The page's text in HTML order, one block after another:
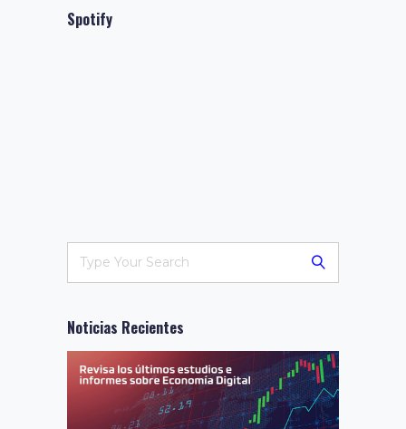
Spotify
Noticias Recientes